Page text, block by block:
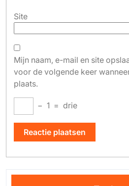
Site
Mijn naam, e-mail en site
voor de volgende keer
plaats.
− 1 = drie